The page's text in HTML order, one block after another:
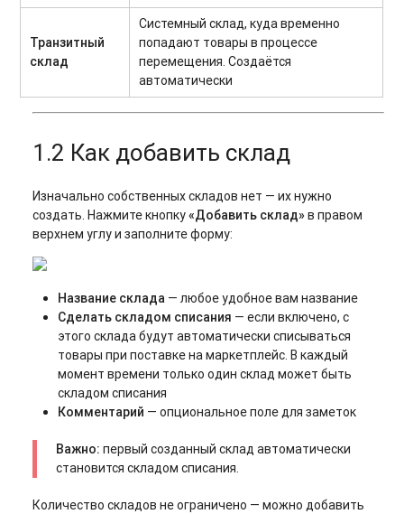
Транзитный
склад
Системный склад, куда временно
попадают товары в процессе
перемещения. Создаётся
автоматически
1.2 Как добавить склад
Изначально собственных складов нет — их нужно
создать. Нажмите кнопку«Добавить склад» в правом
верхнем углу и заполните форму:
Название склада — любое удобное вам название
Сделать складом списания — если включено, с
этого склада будут автоматически списываться
товары при поставке на маркетплейс. В каждый
момент времени только один склад может быть
складом списания
Комментарий — опциональное поле для заметок
Важно: первый созданный склад автоматически
становится складом списания.
Количество складов не ограничено — можно добавить